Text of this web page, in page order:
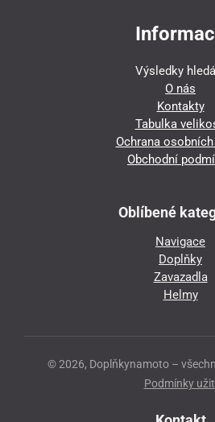
Výsledky
O nás
Kontakty
Tabulka
Ochrana
Obchodní
Oblíbené
Navigace
Doplňky
Zavazadla
Helmy
© 2026, Doplňkynamoto –
Podmínky